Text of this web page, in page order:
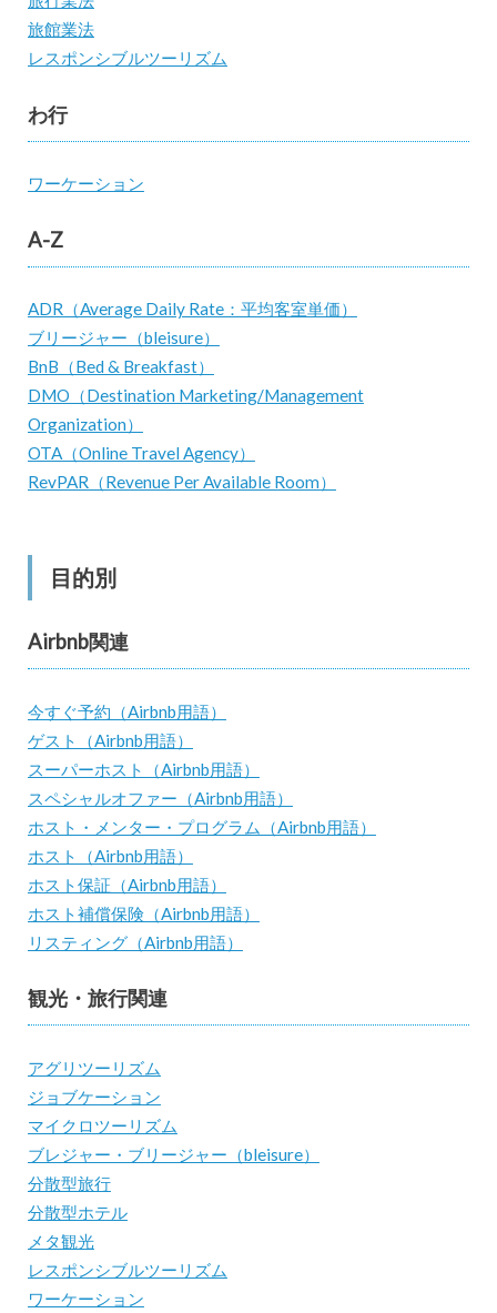
旅館業法
レスポンシブルツーリズム
わ行
ワーケーション
A-Z
ADR（Average Daily Rate：平均客室単価）
ブリージャー（bleisure）
BnB（Bed & Breakfast）
DMO（Destination Marketing/Management
Organization）
OTA（Online Travel Agency）
RevPAR（Revenue Per Available Room）
目的別
Airbnb関連
今すぐ予約（Airbnb用語）
ゲスト（Airbnb用語）
スーパーホスト（Airbnb用語）
スペシャルオファー（Airbnb用語）
ホスト・メンター・プログラム（Airbnb用語）
ホスト（Airbnb用語）
ホスト保証（Airbnb用語）
ホスト補償保険（Airbnb用語）
リスティング（Airbnb用語）
観光・旅行関連
アグリツーリズム
ジョブケーション
マイクロツーリズム
ブレジャー・ブリージャー（bleisure）
分散型旅行
分散型ホテル
メタ観光
レスポンシブルツーリズム
ワーケーション